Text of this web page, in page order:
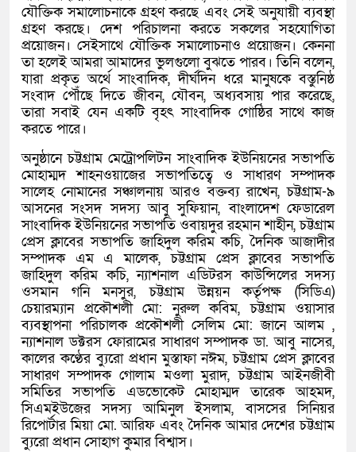
যৌক্তিক সমালোচনাকে গ্রহণ করছে এবং সেই অনুযায়ী ব্যবস্থা
গ্রহণ করছে। দেশ পরিচালনা করতে সকলের সহযোগিতা
প্রয়োজন। সেইসাথে যৌক্তিক সমালোচনাও প্রয়োজন। কেননা
তা হলেই আমরা আমাদের ভুলগুলো বুঝতে পারব। তিনি বলেন,
যারা প্রকৃত অর্থে সাংবাদিক, দীর্ঘদিন ধরে মানুষকে বস্তুনিষ্ঠ
সংবাদ পৌঁছে দিতে জীবন, যৌবন, অধ্যবসায় পার করেছে,
তারা সবাই যেন একটি বৃহৎ সাংবাদিক গোষ্ঠির সাথে কাজ
করতে পারে।
অনুষ্ঠানে চট্টগ্রাম মেট্রোপলিটন সাংবাদিক ইউনিয়নের সভাপতি
মোহাম্মদ শাহনওয়াজের সভাপতিত্বে ও সাধারণ সম্পাদক
সালেহ নোমানের সঞ্চালনায় আরও বক্তব্য রাখেন, চট্টগ্রাম-৯
আসনের সংসদ সদস্য আবু সুফিয়ান, বাংলাদেশ ফেডারেল
সাংবাদিক ইউনিয়নের সভাপতি ওবায়দুর রহমান শাহীন, চট্টগ্রাম
প্রেস ক্লাবের সভাপতি জাহিদুল করিম কচি, দৈনিক আজাদীর
সম্পাদক এম এ মালেক, চট্টগ্রাম প্রেস ক্লাবের সভাপতি
জাহিদুল করিম কচি, ন্যাশনাল এডিটরস কাউন্সিলের সদস্য
ওসমান গনি মনসুর, চট্টগ্রাম উন্নয়ন কর্তৃপক্ষ (সিডিএ)
চেয়ারম্যান প্রকৌশলী মো: নুরুল কবিম, চট্টগ্রাম ওয়াসার
ব্যবস্থাপনা পরিচালক প্রকৌশলী সেলিম মো: জানে আলম ,
ন্যাশনাল ডক্টরস ফোরামের সাধারণ সম্পাদক ডা. আবু নাসের,
কালের কণ্ঠের ব্যুরো প্রধান মুস্তাফা নঈম, চট্টগ্রাম প্রেস ক্লাবের
সাধারণ সম্পাদক গোলাম মওলা মুরাদ, চট্টগ্রাম আইনজীবী
সমিতির সভাপতি এডভোকেট মোহাম্মদ তারেক আহমদ,
সিএমইউজের সদস্য আমিনুল ইসলাম, বাসসের সিনিয়র
রিপোর্টার মিয়া মো. আরিফ এবং দৈনিক আমার দেশের চট্টগ্রাম
ব্যুরো প্রধান সোহাগ কুমার বিশ্বাস।